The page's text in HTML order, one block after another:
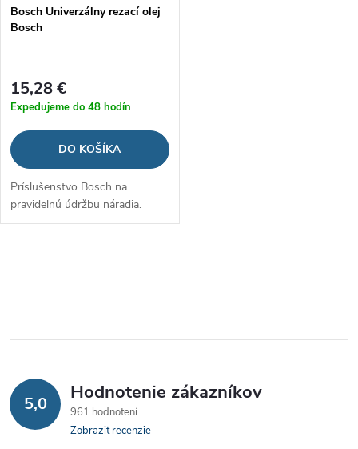
Bosch Univerzálny rezací olej
Bosch
15,28 €
Expedujeme do 48 hodín
DO KOŠÍKA
Príslušenstvo Bosch na
pravidelnú údržbu náradia.
l
d
a
5,0 Hodnotenie zákazníkov
961 hodnotení
Zobraziť recenzie